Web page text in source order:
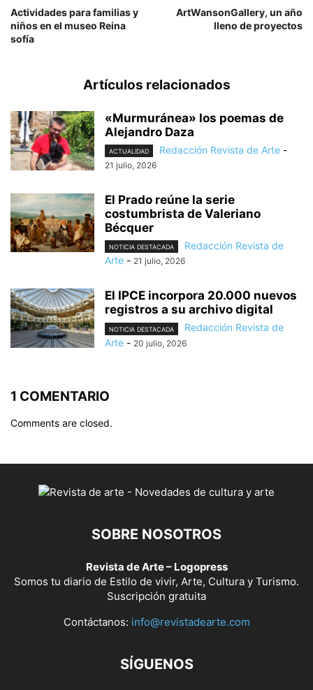
Actividades para familias y
niños en el museo Reina
sofía
ArtWansonGallery, un año
lleno de proyectos
Artículos relacionados
«Murmuránea» los poemas de
Alejandro Daza
ACTUALIDAD Redacción Revista de Arte -
21 julio, 2026
El Prado reúne la serie
costumbrista de Valeriano
Bécquer
NOTICIA DESTACADA
Redacción Revista de
Arte - 21 julio, 2026
El IPCE incorpora 20.000 nuevos
registros a su archivo digital
NOTICIA DESTACADA
Redacción Revista de
Arte - 20 julio, 2026
1 COMENTARIO
Comments are closed.
SOBRE NOSOTROS
Revista de Arte – Logopress
Somos tu diario de Estilo de vivir, Arte, Cultura y Turismo.
Suscripción gratuita
Contáctanos: info@revistadearte.com
SÍGUENOS